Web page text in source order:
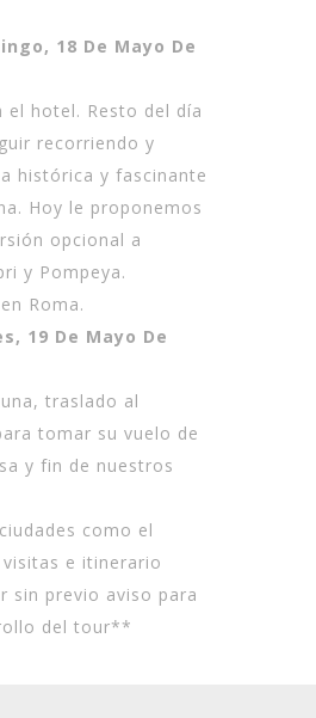
18 De Mayo De
el hotel. Resto del día
recorriendo y
histórica y fascinante
Hoy le proponemos
opcional a
y Pompeya.
Roma.
19 De Mayo De
traslado al
tomar su vuelo de
y fin de nuestros
como el
e itinerario
sin previo aviso para
del tour**